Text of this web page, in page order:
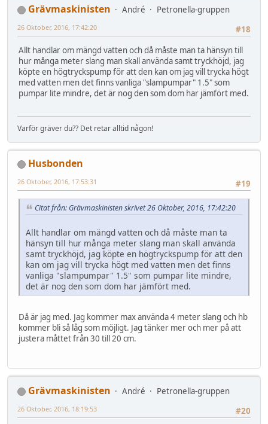
Grävmaskinisten André
Petronella-gruppen
#18
26 Oktober, 2016, 17:42:20
Allt handlar om mängd vatten och då måste man ta hänsyn till
hur många meter slang man skall använda samt tryckhöjd, jag
köpte en högtryckspump för att den kan om jag vill trycka högt
med vatten men det finns vanliga "slampumpar" 1.5" som
pumpar lite mindre, det är nog den som dom har jämfört med.
Varför gräver du?? Det retar alltid någon!
Husbonden
#19
26 Oktober, 2016, 17:53:31
Citat från: Grävmaskinisten skrivet 26 Oktober, 2016, 17:42:20
Allt handlar om mängd vatten och då måste man ta
hänsyn till hur många meter slang man skall använda
samt tryckhöjd, jag köpte en högtryckspump för att den
kan om jag vill trycka högt med vatten men det finns
vanliga "slampumpar" 1.5" som pumpar lite mindre,
det är nog den som dom har jämfört med.
Då är jag med. Jag kommer max använda 4 meter slang och hb
kommer bli så låg som möjligt. Jag tänker mer och mer på att
justera måttet från 30 till 20 cm.
Grävmaskinisten André
Petronella-gruppen
#20
26 Oktober, 2016, 18:19:53